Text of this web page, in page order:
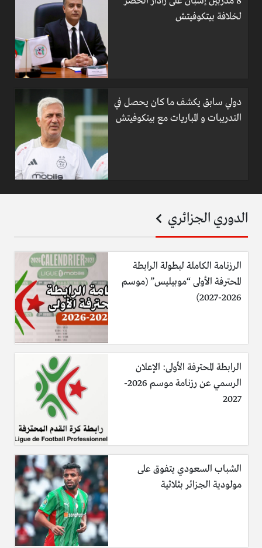
لخلافة بيتكوفيتش
دولي سابق يكشف ما كان يحصل في
التدريبات و المباريات مع بيتكوفيتش
الدوري الجزائري
الرزنامة الكاملة لبطولة الرابطة
المحترفة الأولى “موبيليس” (موسم
2026-2027)
الرابطة المحترفة الأولى: الإعلان
الرسمي عن رزنامة موسم 2026-
2027
الشباب السعودي يتفوق على
مولودية الجزائر بثلاثية